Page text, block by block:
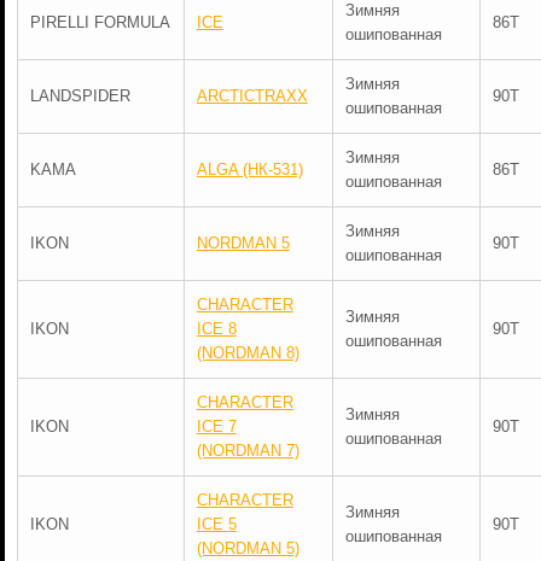
PIRELLI FORMULA ICE
Зимняя
ошипованная
86T
LANDSPIDER ARCTICTRAXX
Зимняя
ошипованная
90T
KAMA ALGA (НК-531)
Зимняя
ошипованная
86T
IKON NORDMAN 5
Зимняя
ошипованная
90T
IKON
CHARACTER
ICE 8
(NORDMAN 8)
Зимняя
ошипованная
90T
IKON
CHARACTER
ICE 7
(NORDMAN 7)
Зимняя
ошипованная
90T
IKON
CHARACTER
ICE 5
(NORDMAN 5)
Зимняя
ошипованная
90T